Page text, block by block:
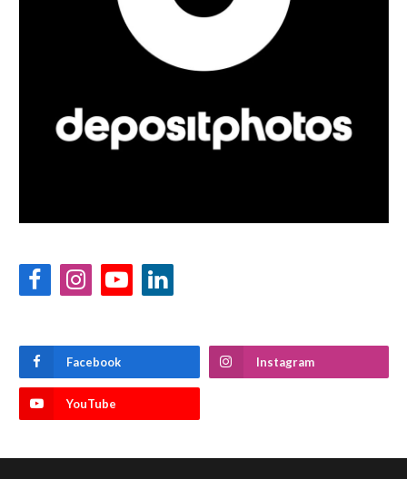
FacebookInstagramYouTubeLinkedIn
Facebook Instagram
YouTube